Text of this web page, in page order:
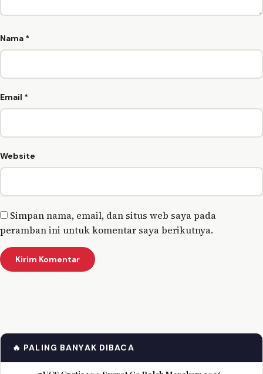
Nama *
Email *
Website
Simpan nama, email, dan situs web saya pada
peramban ini untuk komentar saya berikutnya.
🔥 PALING BANYAK DIBACA